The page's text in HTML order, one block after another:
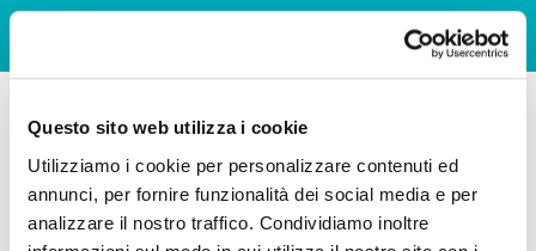
Questo sito web utilizza i cookie
Utilizziamo i cookie per personalizzare contenuti ed
annunci, per fornire funzionalità dei social media e per
analizzare il nostro traffico. Condividiamo inoltre